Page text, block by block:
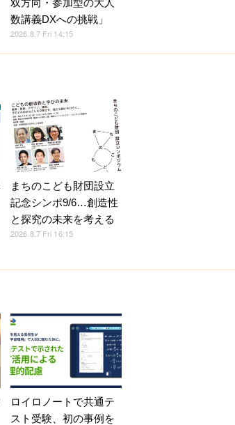
双方向・参加型の大人
数講義DXへの挑戦」
2026.8.7 Fri 14:15
まちのこども財団設立
記念シンポ9/6…創造性
と探究の未来を考える
2026.8.7 Fri 16:15
ロイロノートで共通テ
スト受験、初の事例を